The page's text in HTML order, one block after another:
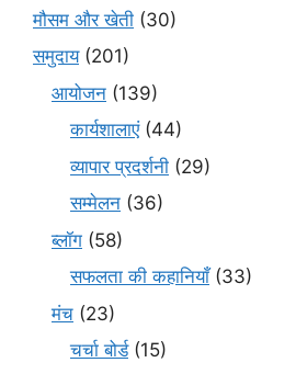
मौसम और खेती (30)
समुदाय(201)
आयोजन (139)
कार्यशालाएं(44)
व्यापार प्रदर्शनी (29)
सम्मेलन (36)
ब्लॉग (58)
सफलता की कहानियाँ(33)
मंच (23)
चर्चा बोर्ड(15)